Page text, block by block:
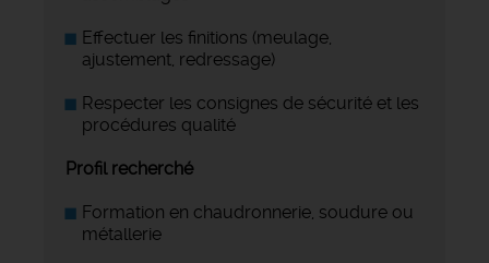
Effectuer les finitions (meulage,
ajustement, redressage)
Respecter les consignes de sécurité et les
procédures qualité
Profil recherché
Formation en chaudronnerie, soudure ou
métallerie